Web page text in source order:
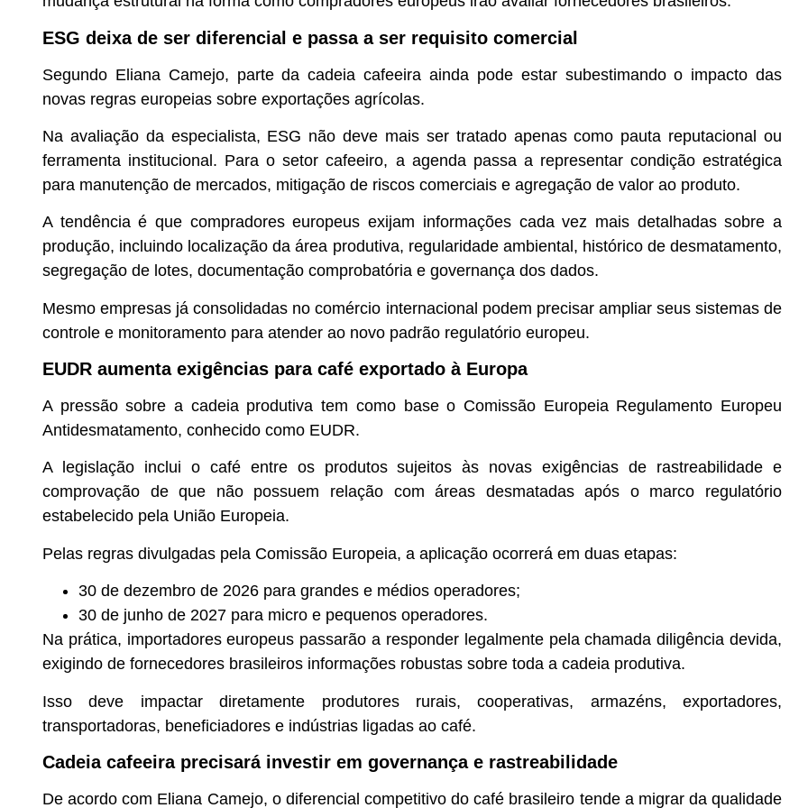
ESG deixa de ser diferencial e passa a ser requisito comercial
Segundo Eliana Camejo, parte da cadeia cafeeira ainda pode estar subestimando o impacto das
novas regras europeias sobre exportações agrícolas.
Na avaliação da especialista, ESG não deve mais ser tratado apenas como pauta reputacional ou
ferramenta institucional. Para o setor cafeeiro, a agenda passa a representar condição estratégica
para manutenção de mercados, mitigação de riscos comerciais e agregação de valor ao produto.
A tendência é que compradores europeus exijam informações cada vez mais detalhadas sobre a
produção, incluindo localização da área produtiva, regularidade ambiental, histórico de desmatamento,
segregação de lotes, documentação comprobatória e governança dos dados.
Mesmo empresas já consolidadas no comércio internacional podem precisar ampliar seus sistemas de
controle e monitoramento para atender ao novo padrão regulatório europeu.
EUDR aumenta exigências para café exportado à Europa
A pressão sobre a cadeia produtiva tem como base o Comissão Europeia Regulamento Europeu
Antidesmatamento, conhecido como EUDR.
A legislação inclui o café entre os produtos sujeitos às novas exigências de rastreabilidade e
comprovação de que não possuem relação com áreas desmatadas após o marco regulatório
estabelecido pela União Europeia.
Pelas regras divulgadas pela Comissão Europeia, a aplicação ocorrerá em duas etapas:
30 de dezembro de 2026 para grandes e médios operadores;
30 de junho de 2027 para micro e pequenos operadores.
Na prática, importadores europeus passarão a responder legalmente pela chamada diligência devida,
exigindo de fornecedores brasileiros informações robustas sobre toda a cadeia produtiva.
Isso deve impactar diretamente produtores rurais, cooperativas, armazéns, exportadores,
transportadoras, beneficiadores e indústrias ligadas ao café.
Cadeia cafeeira precisará investir em governança e rastreabilidade
De acordo com Eliana Camejo, o diferencial competitivo do café brasileiro tende a migrar da qualidade